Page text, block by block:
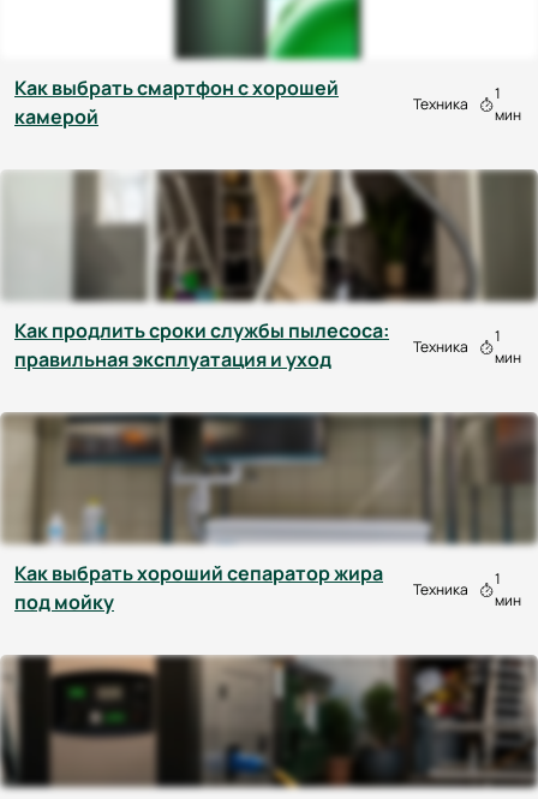
Как выбрать смартфон с хорошей
камерой
Техника
1
мин
Как продлить сроки службы пылесоса:
правильная эксплуатация и уход
Техника
1
мин
Как выбрать хороший сепаратор жира
под мойку
Техника
1
мин